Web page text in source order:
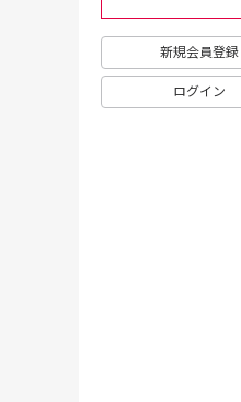
新規会員登録
ログイン